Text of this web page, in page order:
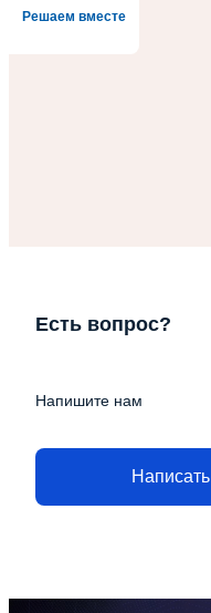
Решаем вместе
Есть вопрос?
Напишите нам
Написать